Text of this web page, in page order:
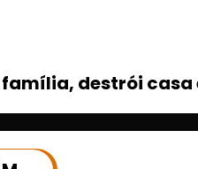
destrói